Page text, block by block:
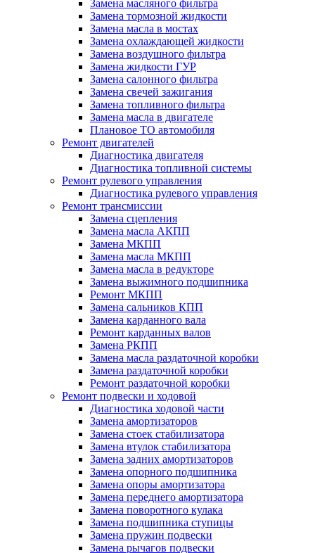
Замена масляного фильтра
Замена тормозной жидкости
Замена масла в мостах
Замена охлаждающей жидкости
Замена воздушного фильтра
Замена жидкости ГУР
Замена салонного фильтра
Замена свечей зажигания
Замена топливного фильтра
Замена масла в двигателе
Плановое ТО автомобиля
Ремонт двигателей
Диагностика двигателя
Диагностика топливной системы
Ремонт рулевого управления
Диагностика рулевого управления
Ремонт трансмиссии
Замена сцепления
Замена масла АКПП
Замена МКПП
Замена масла МКПП
Замена масла в редукторе
Замена выжимного подшипника
Ремонт МКПП
Замена сальников КПП
Замена карданного вала
Ремонт карданных валов
Замена РКПП
Замена масла раздаточной коробки
Замена раздаточной коробки
Ремонт раздаточной коробки
Ремонт подвески и ходовой
Диагностика ходовой части
Замена амортизаторов
Замена стоек стабилизатора
Замена втулок стабилизатора
Замена задних амортизаторов
Замена опорного подшипника
Замена опоры амортизатора
Замена переднего амортизатора
Замена поворотного кулака
Замена подшипника ступицы
Замена пружин подвески
Замена рычагов подвески